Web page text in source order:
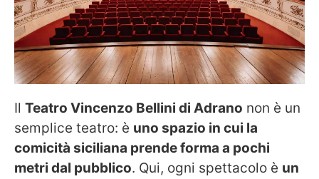
Il Teatro Vincenzo Bellini di Adrano non è un
semplice teatro: è uno spazio in cui la
comicità siciliana prende forma a pochi
metri dal pubblico. Qui, ogni spettacolo è un